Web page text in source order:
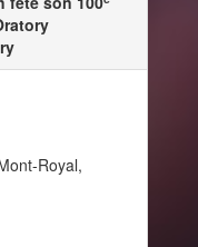
Royal,